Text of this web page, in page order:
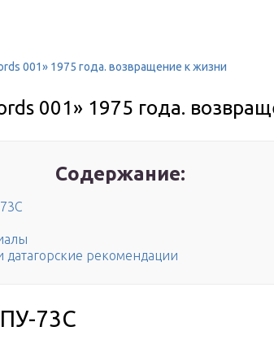
001» 1975 года. возвращение к жизни
001» 1975 года.
Содержание:
датагорские рекомендации
73С